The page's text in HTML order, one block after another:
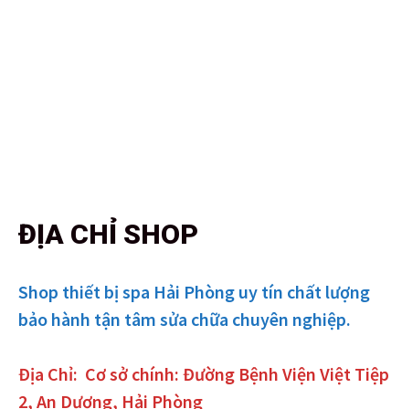
ĐỊA CHỈ SHOP
Shop thiết bị spa Hải Phòng uy tín chất lượng
bảo hành tận tâm sửa chữa chuyên nghiệp.
Địa Chỉ: Cơ sở chính: Đường Bệnh Viện Việt Tiệp
2, An Dương, Hải Phòng